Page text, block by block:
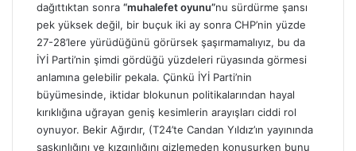
dağıttıktan sonra “muhalefet oyunu”nu sürdürme şansı
pek yüksek değil, bir buçuk iki ay sonra CHP’nin yüzde
27-28’lere yürüdüğünü görürsek şaşırmamalıyız, bu da
İYİ Parti’nin şimdi gördüğü yüzdeleri rüyasında görmesi
anlamına gelebilir pekala. Çünkü İYİ Parti’nin
büyümesinde, iktidar blokunun politikalarından hayal
kırıklığına uğrayan geniş kesimlerin arayışları ciddi rol
oynuyor. Bekir Ağırdır, (T24’te Candan Yıldız’ın yayınında
şaşkınlığını ve kızgınlığını gizlemeden konuşurken bunu